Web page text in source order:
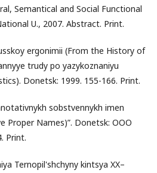
Semantical and Social Functional
U., 2007. Abstract. Print.
ergonimii (From the History of
trudy po yazykoznaniyu
Donetsk: 1999. 155-166. Print.
sobstvennykh imen
Proper Names)”. Donetsk: OOO
Print.
Ternopil'shchyny kintsya XX–